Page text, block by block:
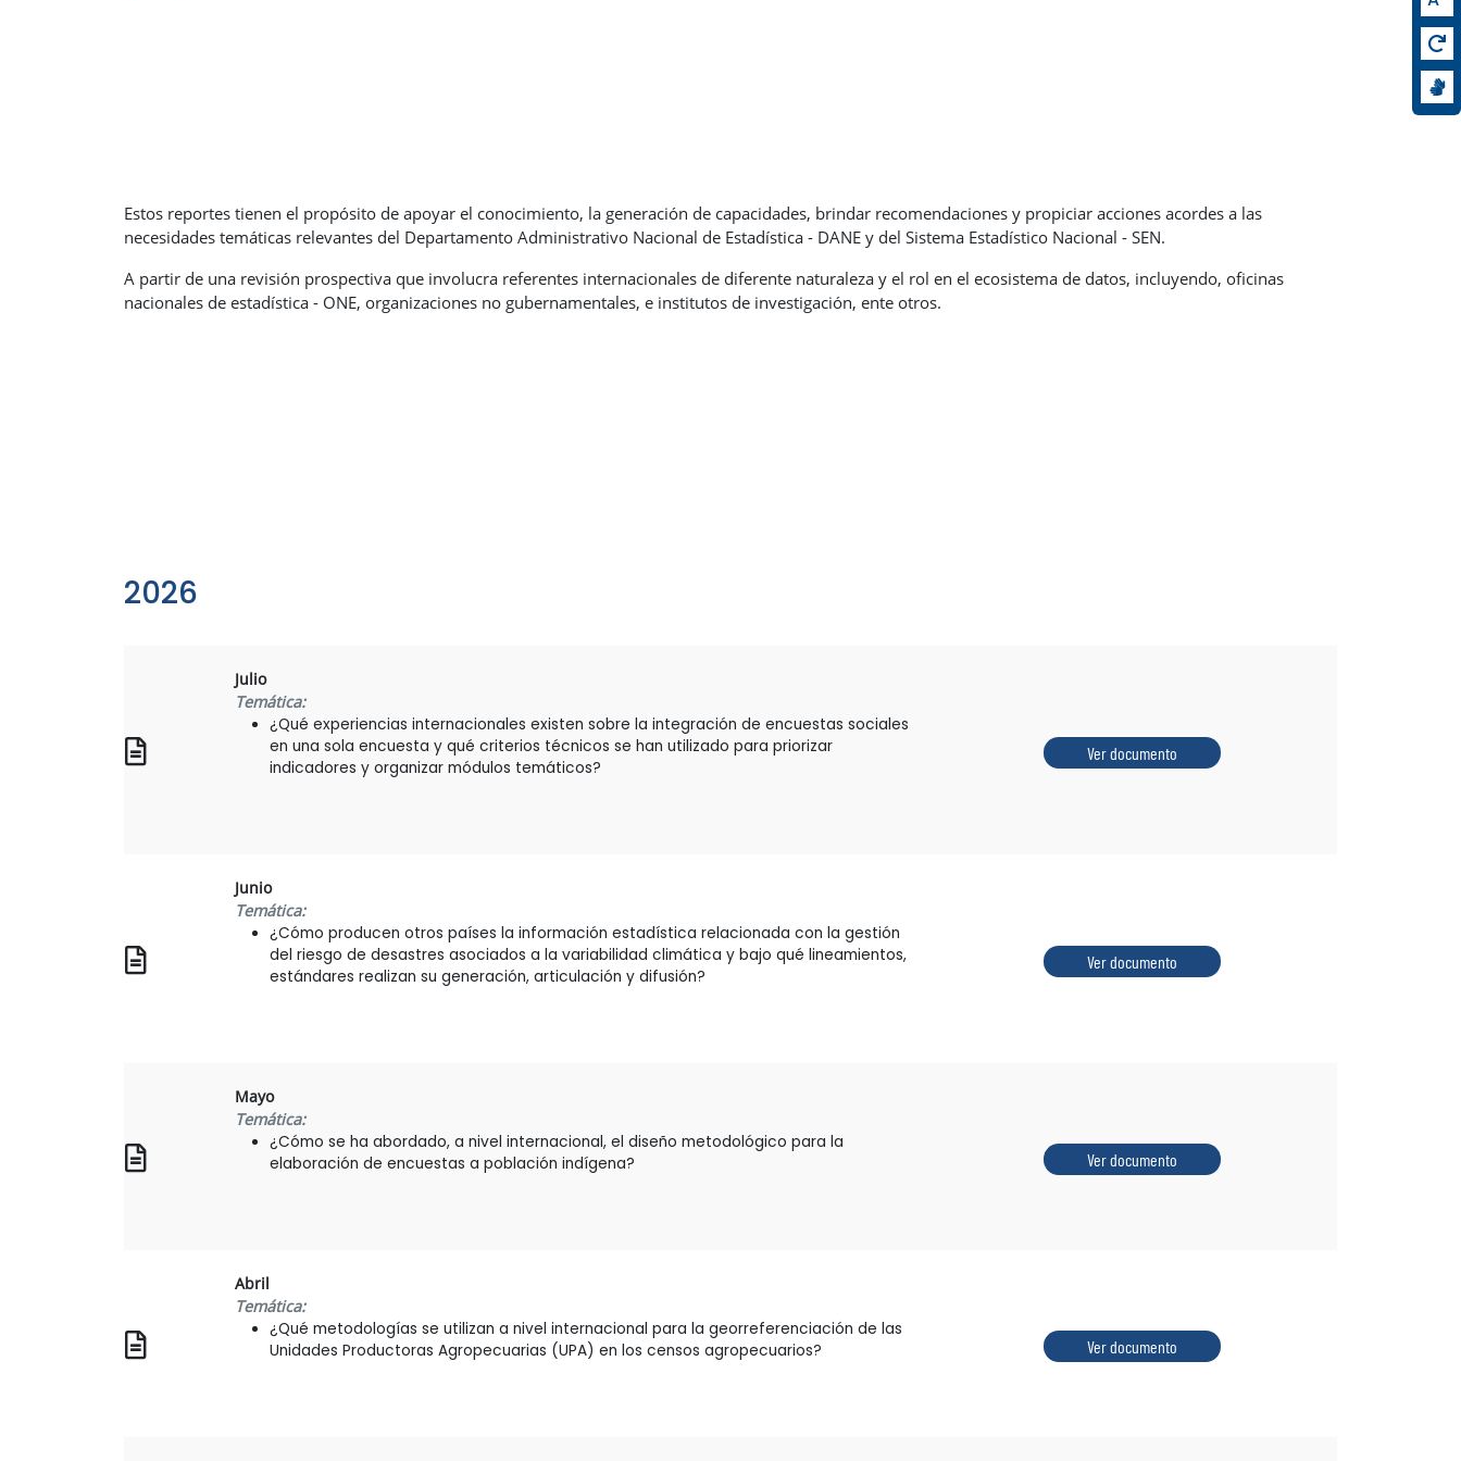
Estos reportes tienen el propósito de apoyar el conocimiento, la generación de capacidades, brindar recomendaciones y propiciar acciones acordes a las
necesidades temáticas relevantes del Departamento Administrativo Nacional de Estadística - DANE y del Sistema Estadístico Nacional - SEN.
A partir de una revisión prospectiva que involucra referentes internacionales de diferente naturaleza y el rol en el ecosistema de datos, incluyendo, oficinas
nacionales de estadística - ONE, organizaciones no gubernamentales, e institutos de investigación, ente otros.
2026
Julio
Temática:
¿Qué experiencias internacionales existen sobre la integración de encuestas sociales
en una sola encuesta y qué criterios técnicos se han utilizado para priorizar
indicadores y organizar módulos temáticos?
Ver documento
Junio
Temática:
¿Cómo producen otros países la información estadística relacionada con la gestión
del riesgo de desastres asociados a la variabilidad climática y bajo qué lineamientos,
estándares realizan su generación, articulación y difusión?
Ver documento
Mayo
Temática:
¿Cómo se ha abordado, a nivel internacional, el diseño metodológico para la
elaboración de encuestas a población indígena?
Ver documento
Abril
Temática:
¿Qué metodologías se utilizan a nivel internacional para la georreferenciación de las
Unidades Productoras Agropecuarias (UPA) en los censos agropecuarios?
Ver documento